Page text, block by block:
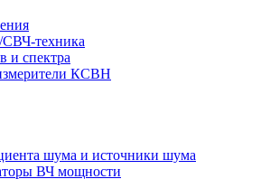
техника
и спектра
КСВН
шума и источники шума
ВЧ мощности